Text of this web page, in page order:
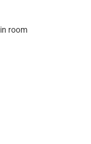
room